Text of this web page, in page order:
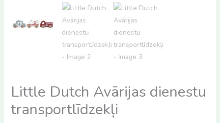
Little Dutch Avārijas dienestu
transportlīdzekļi